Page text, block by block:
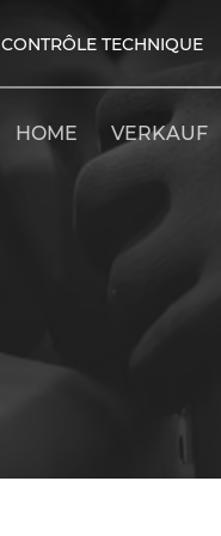
CONTRÔLE TECHNIQUE
HOME VERKAUF